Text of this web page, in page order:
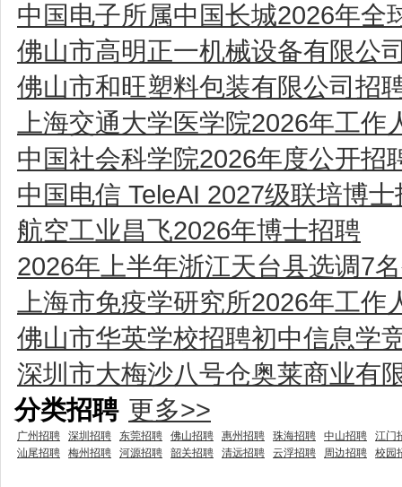
中国电子所属中国长城2026年全
佛山市高明正一机械设备有限公
佛山市和旺塑料包装有限公司招
上海交通大学医学院2026年工
中国社会科学院2026年度公开招
中国电信 TeleAI 2027级联培博士
航空工业昌飞2026年博士招聘
2026年上半年浙江天台县选调7
上海市免疫学研究所2026年工作
佛山市华英学校招聘初中信息学
深圳市大梅沙八号仓奥莱商业有
分类招聘 更多>>
广州招聘 深圳招聘 东莞招聘 佛山招聘 惠州招聘 珠海招聘 中山招聘
江门
汕尾招聘
梅州招聘 河源招聘 韶关招聘 清远招聘 云浮招聘 周边招聘 校园